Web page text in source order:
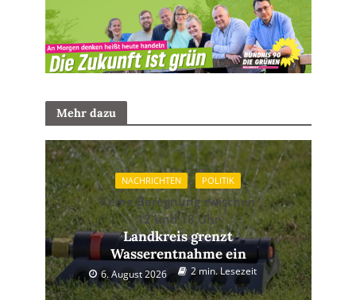
Mehr dazu
NACHRICHTEN POLITIK
Keine Beregnung zwischen
12 und 18 Uhr
Landkreis grenzt
Wasserentnahme ein
6. August 2026 2 min. Lesezeit